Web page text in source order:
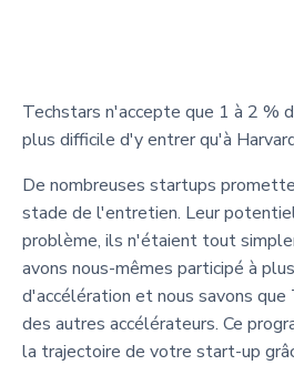
Techstars n'accepte que 1 à 2 %
plus difficile d'y entrer qu'à
De nombreuses startups
stade de l'entretien. Leur
problème, ils n'étaient tout
avons nous-mêmes participé à
d'accélération et nous savons
des autres accélérateurs. Ce
la trajectoire de votre start-up